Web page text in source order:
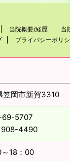
当院概要/経歴
当
プライバシーポリ
笠岡市新賀3310
69-5707
4490
18：00